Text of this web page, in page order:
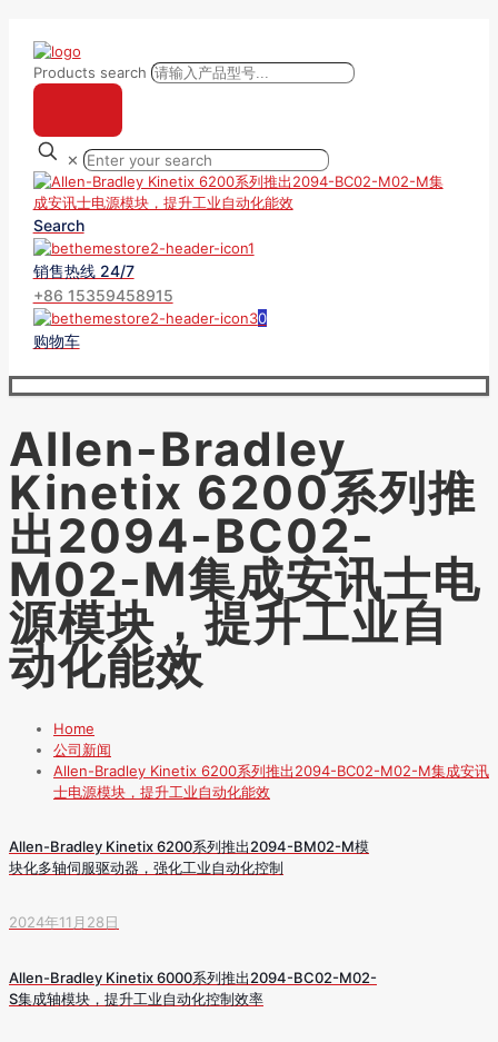
Products search
✕
Search
销售热线 24/7
+86 15359458915
0
购物车
Allen-Bradley
Kinetix 6200系列推
出2094-BC02-
M02-M集成安讯士电
源模块，提升工业自
动化能效
Home
公司新闻
Allen-Bradley Kinetix 6200系列推出2094-BC02-M02-M集成安讯
士电源模块，提升工业自动化能效
Allen-Bradley Kinetix 6200系列推出2094-BM02-M模
块化多轴伺服驱动器，强化工业自动化控制
2024年11月28日
Allen-Bradley Kinetix 6000系列推出2094-BC02-M02-
S集成轴模块，提升工业自动化控制效率